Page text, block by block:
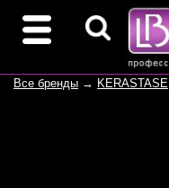
Все бренды → KERASTASE